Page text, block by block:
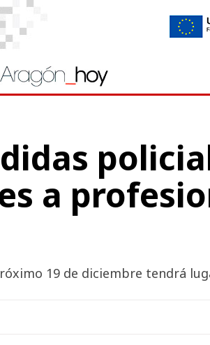
a
19 de diciembre tendrá